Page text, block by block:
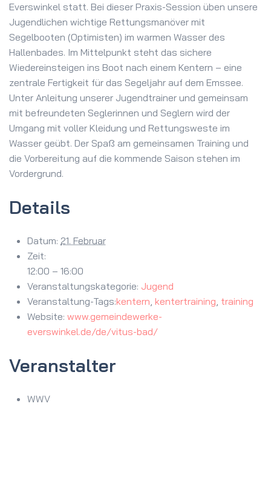
Everswinkel statt. Bei dieser Praxis-Session üben unsere
Jugendlichen wichtige Rettungsmanöver mit
Segelbooten (Optimisten) im warmen Wasser des
Hallenbades. Im Mittelpunkt steht das sichere
Wiedereinsteigen ins Boot nach einem Kentern – eine
zentrale Fertigkeit für das Segeljahr auf dem Emssee.
Unter Anleitung unserer Jugendtrainer und gemeinsam
mit befreundeten Seglerinnen und Seglern wird der
Umgang mit voller Kleidung und Rettungsweste im
Wasser geübt. Der Spaß am gemeinsamen Training und
die Vorbereitung auf die kommende Saison stehen im
Vordergrund.
Details
Datum: 21. Februar
Zeit:
12:00 – 16:00
Veranstaltungskategorie: Jugend
Veranstaltung-Tags:kentern, kentertraining, training
Website: www.gemeindewerke-
everswinkel.de/de/vitus-bad/
Veranstalter
WWV